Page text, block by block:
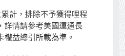
計，排除不予獲得哩程
詳情請參考美國運通長
權益總引所載為準。